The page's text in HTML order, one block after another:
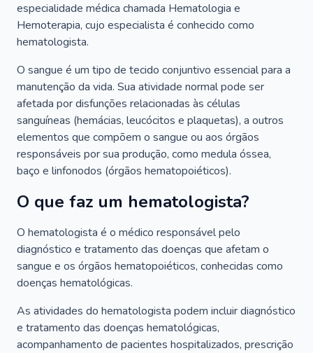
especialidade médica chamada Hematologia e
Hemoterapia, cujo especialista é conhecido como
hematologista.
O sangue é um tipo de tecido conjuntivo essencial para a
manutenção da vida. Sua atividade normal pode ser
afetada por disfunções relacionadas às células
sanguíneas (hemácias, leucócitos e plaquetas), a outros
elementos que compõem o sangue ou aos órgãos
responsáveis por sua produção, como medula óssea,
baço e linfonodos (órgãos hematopoiéticos).
O que faz um hematologista?
O hematologista é o médico responsável pelo
diagnóstico e tratamento das doenças que afetam o
sangue e os órgãos hematopoiéticos, conhecidas como
doenças hematológicas.
As atividades do hematologista podem incluir diagnóstico
e tratamento das doenças hematológicas,
acompanhamento de pacientes hospitalizados, prescrição